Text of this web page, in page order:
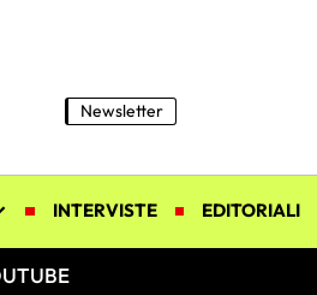
Newsletter
INTERVISTE EDITORIALI